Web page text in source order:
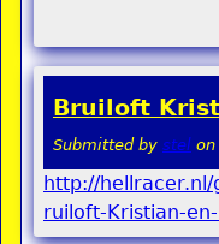
Bruiloft
Submitted by stel on
http://hellracer.nl/
ruiloft-Kristian-